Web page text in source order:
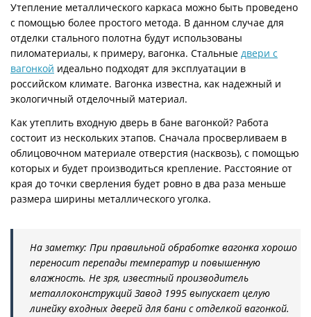
Утепление металлического каркаса можно быть проведено
с помощью более простого метода. В данном случае для
отделки стального полотна будут использованы
пиломатериалы, к примеру, вагонка. Стальные двери с
вагонкой идеально подходят для эксплуатации в
российском климате. Вагонка известна, как надежный и
экологичный отделочный материал.
Как утеплить входную дверь в бане вагонкой? Работа
состоит из нескольких этапов. Сначала просверливаем в
облицовочном материале отверстия (насквозь), с помощью
которых и будет производиться крепление. Расстояние от
края до точки сверления будет ровно в два раза меньше
размера ширины металлического уголка.
На заметку: При правильной обработке вагонка хорошо
переносит перепады температур и повышенную
влажность. Не зря, известный производитель
металлоконструкций Завод 1995 выпускает целую
линейку входных дверей для бани с отделкой вагонкой.